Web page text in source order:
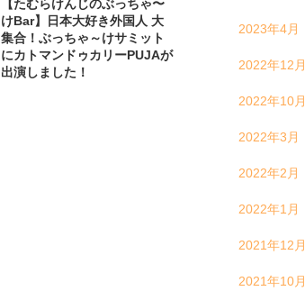
【たむらけんじのぶっちゃ〜
けBar】日本大好き外国人 大
集合！ぶっちゃ～けサミット
にカトマンドゥカリーPUJAが
出演しました！
2023年4月
2022年12月
2022年10月
2022年3月
2022年2月
2022年1月
2021年12月
2021年10月